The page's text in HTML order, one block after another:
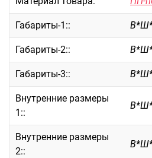
Новинки
Багаж
Чемоданы
Чемоданы
Чемоданы
Пилоты на
Рюкзаки
Габариты-1::
Габариты-2::
Габариты-3::
Внутренние размеры
1::
Внутренние размеры
2::